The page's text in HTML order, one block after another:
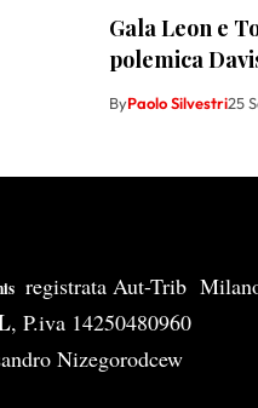
Gala Leon e
polemica
ByPaolo Silvestri25
registrata Aut-Trib
, P.iva 14250480960
Nizegorodcew